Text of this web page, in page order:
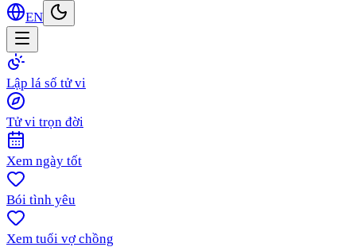
EN
Lập lá số tử vi
Tử vi trọn đời
Xem ngày tốt
Bói tình yêu
Xem tuổi vợ chồng